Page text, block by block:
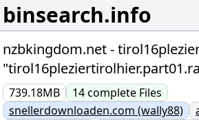
binsearch.info
nzbkingdom.net -
739.18MB 14complete Files
snellerdownloaden.com (wally88)